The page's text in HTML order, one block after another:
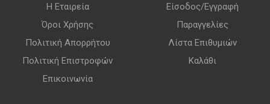
Η Εταιρεία
Όροι Χρήσης
Πολιτική Απορρήτου
Πολιτική Επιστροφών
Επικοινωνία
Είσοδος/Εγγραφή
Παραγγελίες
Λίστα Επιθυμιών
Καλάθι